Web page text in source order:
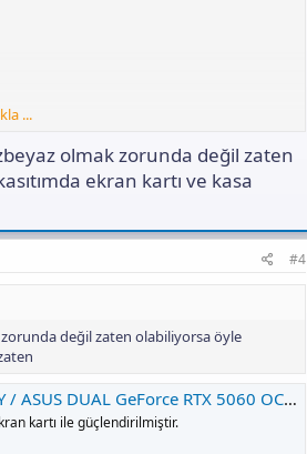
ciddi bir para
girmek yerine
dedil
...
olmak zorunda değil zaten
ekran kartı ve kasa
#4
zorunda değil zaten olabiliyorsa öyle
OC 8GB / 16GB RAM / 500GB M.2 SSD Sistem Tavsiyesi
kartı ile güçlendirilmiştir.